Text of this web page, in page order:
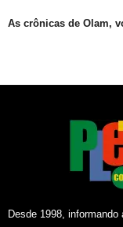
As crônicas de Olam,
Desde 1998,